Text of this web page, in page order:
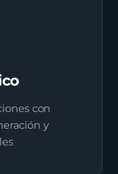
con
y